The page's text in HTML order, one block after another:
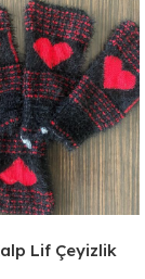
Lif Çeyizlik